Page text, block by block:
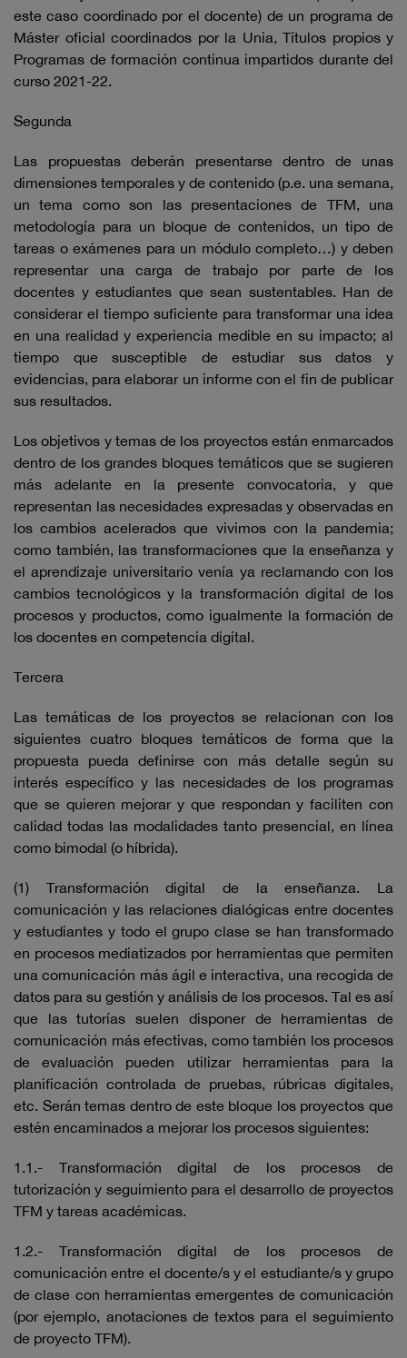
este caso coordinado por el docente) de un programa de
Máster oficial coordinados por la Unia, Títulos propios y
Programas de formación continua impartidos durante del
curso 2021-22.
Segunda
Las propuestas deberán presentarse dentro de unas
dimensiones temporales y de contenido (p.e. una semana,
un tema como son las presentaciones de TFM, una
metodología para un bloque de contenidos, un tipo de
tareas o exámenes para un módulo completo…) y deben
representar una carga de trabajo por parte de los
docentes y estudiantes que sean sustentables. Han de
considerar el tiempo suficiente para transformar una idea
en una realidad y experiencia medible en su impacto; al
tiempo que susceptible de estudiar sus datos y
evidencias, para elaborar un informe con el fin de publicar
sus resultados.
Los objetivos y temas de los proyectos están enmarcados
dentro de los grandes bloques temáticos que se sugieren
más adelante en la presente convocatoria, y que
representan las necesidades expresadas y observadas en
los cambios acelerados que vivimos con la pandemia;
como también, las transformaciones que la enseñanza y
el aprendizaje universitario venía ya reclamando con los
cambios tecnológicos y la transformación digital de los
procesos y productos, como igualmente la formación de
los docentes en competencia digital.
Tercera
Las temáticas de los proyectos se relacionan con los
siguientes cuatro bloques temáticos de forma que la
propuesta pueda definirse con más detalle según su
interés específico y las necesidades de los programas
que se quieren mejorar y que respondan y faciliten con
calidad todas las modalidades tanto presencial, en línea
como bimodal (o híbrida).
(1) Transformación digital de la enseñanza. La
comunicación y las relaciones dialógicas entre docentes
y estudiantes y todo el grupo clase se han transformado
en procesos mediatizados por herramientas que permiten
una comunicación más ágil e interactiva, una recogida de
datos para su gestión y análisis de los procesos. Tal es así
que las tutorías suelen disponer de herramientas de
comunicación más efectivas, como también los procesos
de evaluación pueden utilizar herramientas para la
planificación controlada de pruebas, rúbricas digitales,
etc. Serán temas dentro de este bloque los proyectos que
estén encaminados a mejorar los procesos siguientes:
1.1.- Transformación digital de los procesos de
tutorización y seguimiento para el desarrollo de proyectos
TFM y tareas académicas.
1.2.- Transformación digital de los procesos de
comunicación entre el docente/s y el estudiante/s y grupo
de clase con herramientas emergentes de comunicación
(por ejemplo, anotaciones de textos para el seguimiento
de proyecto TFM).